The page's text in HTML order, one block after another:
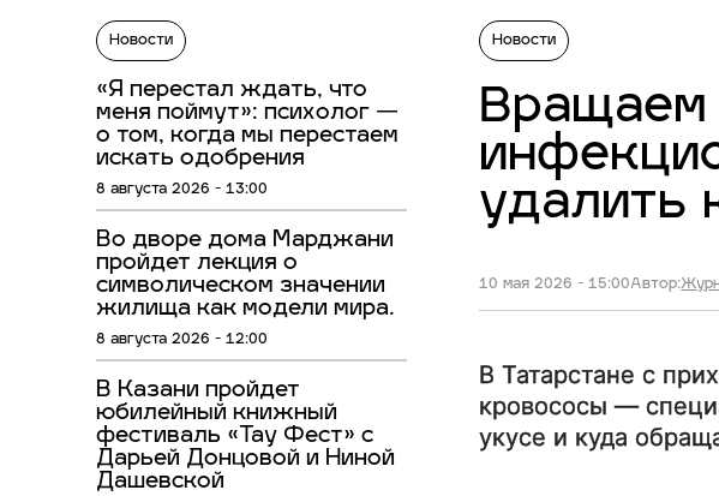
Новости
«Я перестал ждать, что
меня поймут»: психолог —
о том, когда мы перестаем
искать одобрения
8 августа 2026 - 13:00
Во дворе дома Марджани
пройдет лекция о
символическом значении
жилища как модели мира.
8 августа 2026 - 12:00
В Казани пройдет
юбилейный книжный
фестиваль «Тау Фест» с
Дарьей Донцовой и Ниной
Дашевской
Новости
Вращаем
удалить
10 мая 2026 - 15:00Автор:
В Татарстане с
кровососы —
укусе и куда